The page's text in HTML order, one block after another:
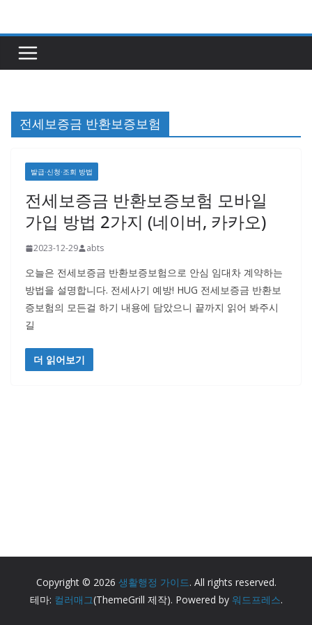
로
전세보증금 반환보증보험
발급·신청·조회 방법
전세보증금 반환보증보험 모바일
가입 방법 2가지 (네이버, 카카오)
2023-12-29 abts
오늘은 전세보증금 반환보증보험으로 안심 임대차 계약하는
방법을 설명합니다. 전세사기 예방! HUG 전세보증금 반환보
증보험의 모든걸 하기 내용에 담았으니 끝까지 읽어 봐주시
길
더 읽어보기
Copyright © 2026 생활행정 가이드. All rights reserved.
테마: 컬러매그(ThemeGrill 제작). Powered by 워드프레스.